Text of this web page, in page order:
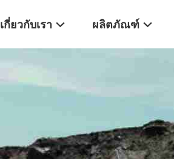
เกี่ยวกับเรา ผลิตภัณฑ์